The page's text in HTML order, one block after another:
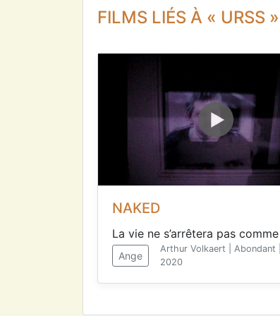
FILMS LIÉS À « URSS »
NAKED
La vie ne s’arrêtera pas
Ange
Arthur Volkaert | Abondant
2020